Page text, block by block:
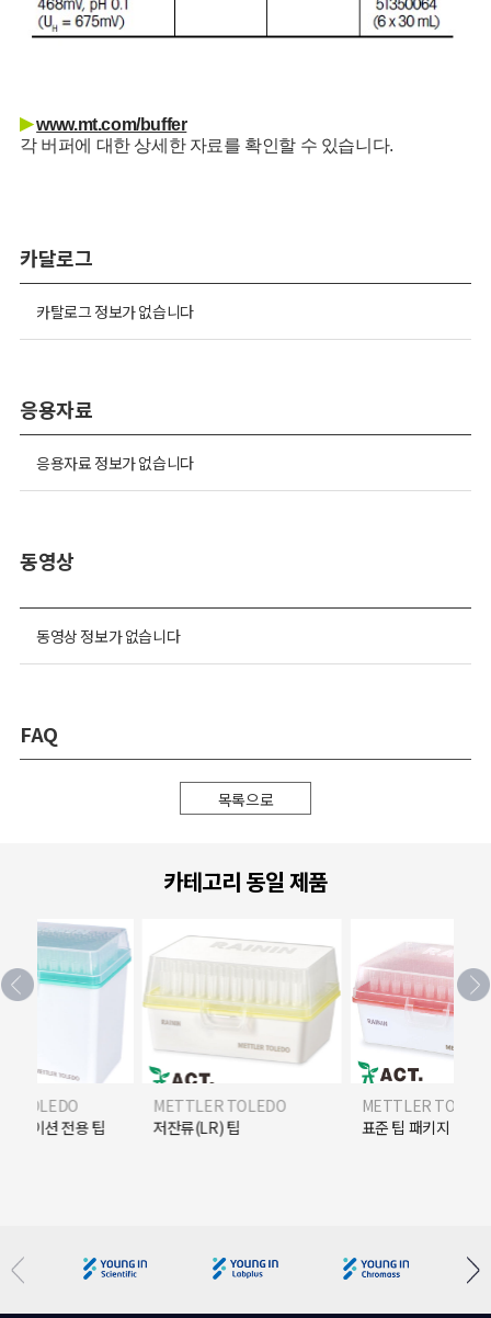
▶ www.mt.com/buffer
각 버퍼에 대한 상세한 자료를 확인할 수 있습니다.
카달로그
카탈로그 정보가 없습니다
응용자료
응용자료 정보가 없습니다
동영상
동영상 정보가 없습니다
FAQ
목록으로
카테고리 동일 제품
TOLEDO
케이션 전용 팁
METTLER TOLEDO
저잔류(LR) 팁
METTLER
표준 팁 패키지